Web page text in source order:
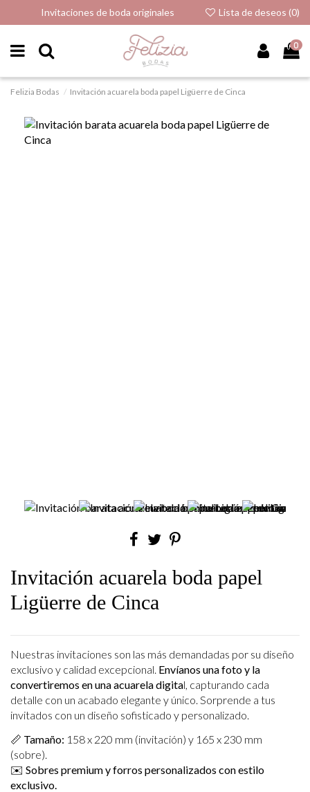
Invitaciones de boda originales Lista de deseos (0)
0
Felizia Bodas Invitación acuarela boda papel Ligüerre de Cinca
Invitación acuarela boda papel
Ligüerre de Cinca
Nuestras invitaciones son las más demandadas por su diseño
exclusivo y calidad excepcional. Envíanos una foto y la
convertiremos en una acuarela digital, capturando cada
detalle con un acabado elegante y único. Sorprende a tus
invitados con un diseño sofisticado y personalizado.
📏 Tamaño: 158 x 220 mm (invitación) y 165 x 230 mm
(sobre).
✉️ Sobres premium y forros personalizados con estilo
exclusivo.